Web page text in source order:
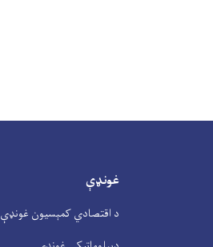
غونډې
د اقتصادي کمېسیون غونډې